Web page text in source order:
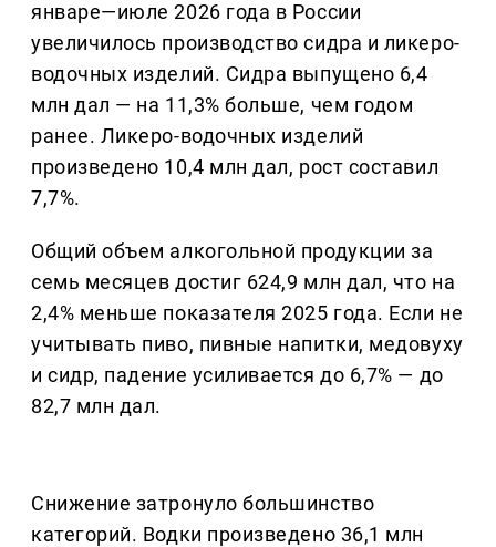
январе—июле 2026 года в России
увеличилось производство сидра и ликеро-
водочных изделий. Сидра выпущено 6,4
млн дал — на 11,3% больше, чем годом
ранее. Ликеро-водочных изделий
произведено 10,4 млн дал, рост составил
7,7%.
Общий объем алкогольной продукции за
семь месяцев достиг 624,9 млн дал, что на
2,4% меньше показателя 2025 года. Если не
учитывать пиво, пивные напитки, медовуху
и сидр, падение усиливается до 6,7% — до
82,7 млн дал.
Снижение затронуло большинство
категорий. Водки произведено 36,1 млн